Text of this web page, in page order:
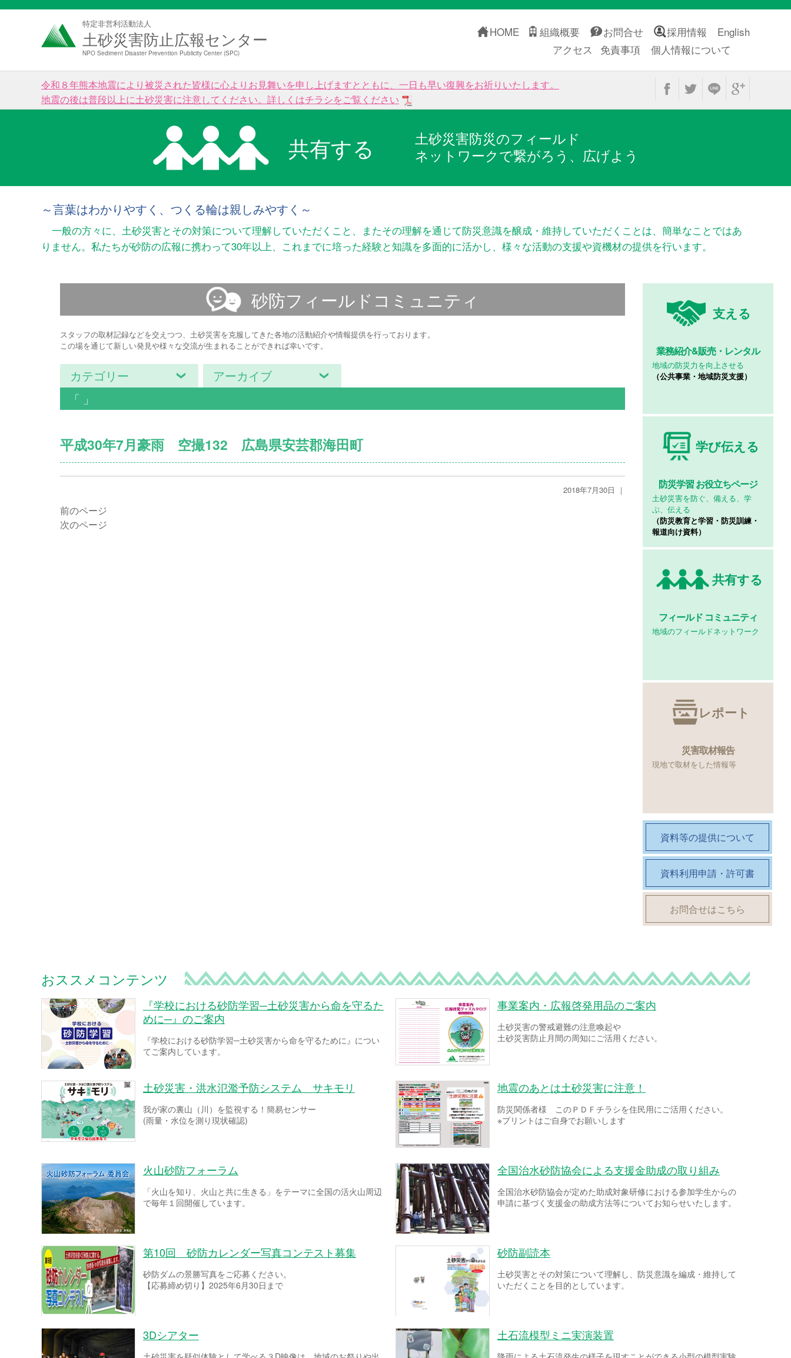
特定非営利活動法人
土砂災害防止広報センター
NPO Sediment Disaster Prevention Publicity Center (SPC)
HOME 組織概要 お問合せ 採用情報
English
アクセス
免責事項 個人情報について
令和８年熊本地震により被災された皆様に心よりお見舞いを申し上げますとともに、一日も早い復興をお祈りいたします。
地震の後は普段以上に土砂災害に注意してください。詳しくはチラシをご覧ください
共有する
土砂災害防災のフィールド
ネットワークで繋がろう、広げよう
～言葉はわかりやすく、つくる輪は親しみやすく～
一般の方々に、土砂災害とその対策について理解していただくこと、またその理解を通じて防災意識を醸成・維持していただくことは、簡単なことではあ
りません。私たちが砂防の広報に携わって30年以上、これまでに培った経験と知識を多面的に活かし、様々な活動の支援や資機材の提供を行います。
砂防フィールド コミュニティ
スタッフの取材記録などを交えつつ、土砂災害を克服してきた各地の活動紹介や情報提供を行っております。
この場を通じて新しい発見や様々な交流が生まれることができれば幸いです。
カテゴリー アーカイブ
「 」
平成30年7月豪雨 空撮132 広島県安芸郡海田町
2018年7月30日 ｜
前のページ
次のページ
支える
業務紹介&販売・レンタル
地域の防災力を向上させる
（公共事業・地域防災支援）
学び伝える
防災学習お役立ちページ
土砂災害を防ぐ、備える、学
ぶ、伝える
（防災教育と学習・防災訓練・
報道向け資料）
共有する
フィールド コミュニティ
地域のフィールドネットワーク
レポート
災害取材報告
現地で取材をした情報等
資料等の提供について
資料利用申請・許可書
お問合せはこちら
おススメコンテンツ
『学校における砂防学習─土砂災害から命を守るた
めに─』のご案内
『学校における砂防学習─土砂災害から命を守るために』につい
てご案内しています。
事業案内・広報啓発用品のご案内
土砂災害の警戒避難の注意喚起や
土砂災害防止月間の周知にご活用ください。
土砂災害・洪水氾濫予防システム サキモリ
我が家の裏山（川）を監視する！簡易センサー
(雨量・水位を測り現状確認)
地震のあとは土砂災害に注意！
防災関係者様 このＰＤＦチラシを住民用にご活用ください。
※プリントはご自身でお願いします
火山砂防フォーラム
「火山を知り、火山と共に生きる」をテーマに全国の活火山周辺
で毎年１回開催しています。
全国治水砂防協会による支援金助成の取り組み
全国治水砂防協会が定めた助成対象研修における参加学生からの
申請に基づく支援金の助成方法等についてお知らせいたします。
第10回 砂防カレンダー写真コンテスト募集
砂防ダムの景勝写真をご応募ください。
【応募締め切り】2025年6月30日まで
砂防副読本
土砂災害とその対策について理解し、防災意識を編成・維持して
いただくことを目的としています。
3Dシアター 土石流模型ミニ実演装置